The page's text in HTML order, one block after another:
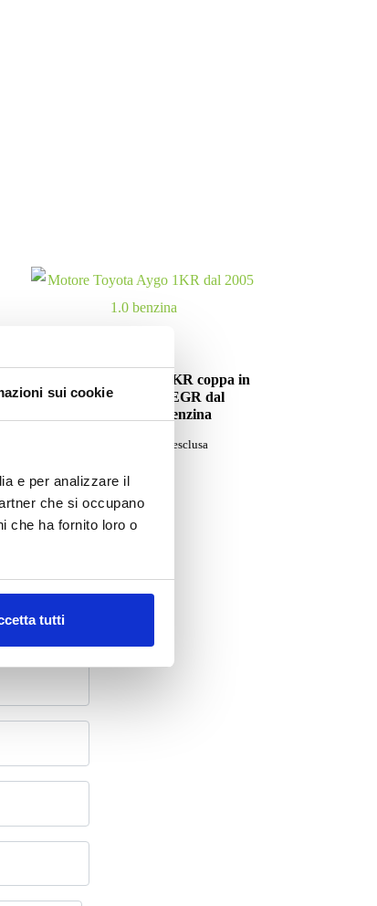
sui cookie
e per analizzare il
che si occupano
che ha fornito loro o
tutti
Motore Peugeot 107 1KR coppa in
ferro con valvola EGR dal
2005/2012 1.0 benzina
IVA esclusa